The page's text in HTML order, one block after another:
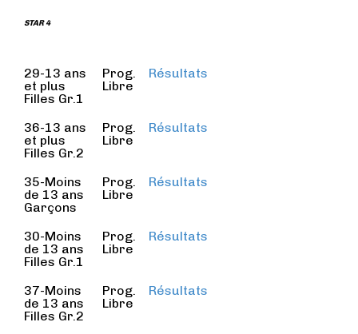
STAR 4
29-13 ans
et plus
Filles Gr.1
Prog.
Libre
Résultats
36-13 ans
et plus
Filles Gr.2
Prog.
Libre
Résultats
35-Moins
de 13 ans
Garçons
Prog.
Libre
Résultats
30-Moins
de 13 ans
Filles Gr.1
Prog.
Libre
Résultats
37-Moins
de 13 ans
Filles Gr.2
Prog.
Libre
Résultats